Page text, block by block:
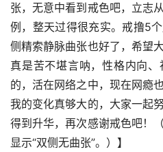
张，无意中看到戒色吧，立志
例，整天过得很充实。戒撸5
侧精索静脉曲张也好了，希望
真是苦不堪言呐，性格内向
的，活在网络之中，现在网瘾
我的变化真够大的，大家一起
得到升华，再次感谢戒色吧！
显示“双侧无曲张”。）】